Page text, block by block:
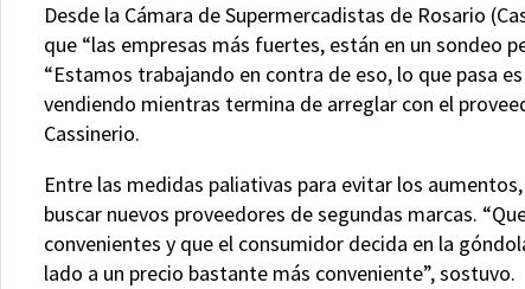
Desde la Cámara de Supermercadistas de Rosario
que “las empresas más fuertes, están en un sondeo
“Estamos trabajando en contra de eso, lo que pasa
vendiendo mientras termina de arreglar con el
Cassinerio.
Entre las medidas paliativas para evitar los
buscar nuevos proveedores de segundas marcas.
convenientes y que el consumidor decida en la
lado a un precio bastante más conveniente”, sostuvo.